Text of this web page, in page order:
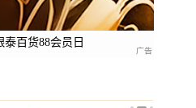
泰百货88会员日